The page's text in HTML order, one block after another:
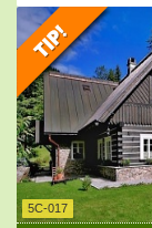
5C-017